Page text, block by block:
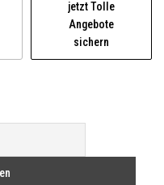
jetzt Tolle
Angebote
sichern